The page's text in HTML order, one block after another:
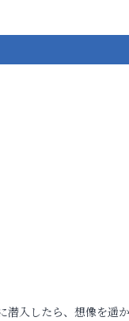
入したら、想像を遥